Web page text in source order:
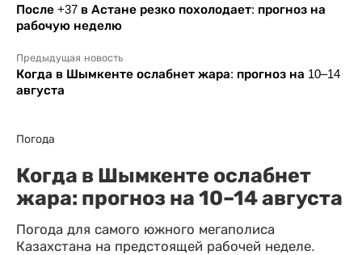
После +37 в Астане резко похолодает: прогноз на
рабочую неделю
Предыдущая новость
Когда в Шымкенте ослабнет жара: прогноз на 10–14
августа
Погода
Когда в Шымкенте ослабнет
жара: прогноз на 10–14 августа
Погода для самого южного мегаполиса
Казахстана на предстоящей рабочей неделе.